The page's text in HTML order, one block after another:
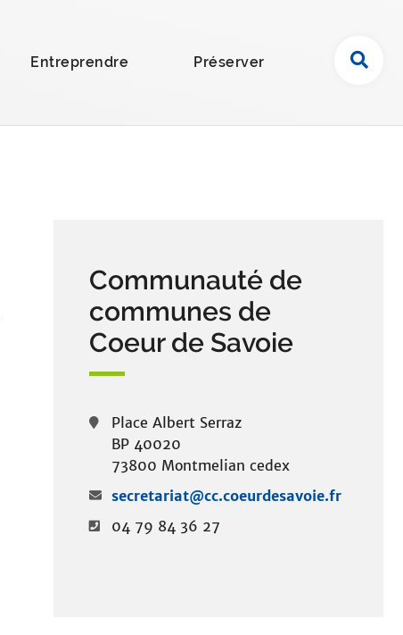
Entreprendre Préserver
h
Communauté de
communes de
Coeur de Savoie
Place Albert Serraz
BP 40020
73800 Montmelian cedex
secretariat@cc.coeurdesavoie.fr
04 79 84 36 27